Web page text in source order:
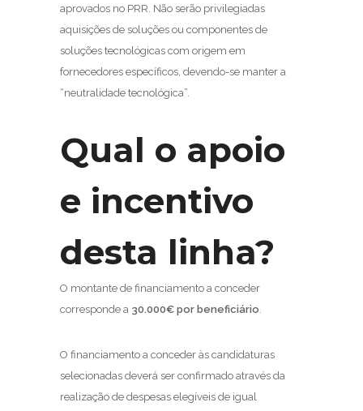
aprovados no PRR. Não serão privilegiadas
aquisições de soluções ou componentes de
soluções tecnológicas com origem em
fornecedores específicos, devendo-se manter a
“neutralidade tecnológica”.
Qual o apoio
e incentivo
desta linha?
O montante de financiamento a conceder
corresponde a 30.000€ por beneficiário.
O financiamento a conceder às candidaturas
selecionadas deverá ser confirmado através da
realização de despesas elegíveis de igual